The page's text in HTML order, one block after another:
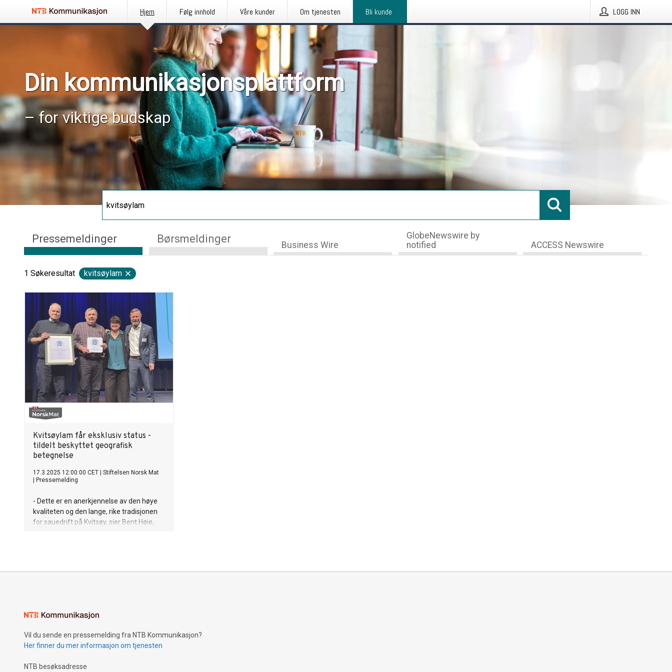
Hjem Følg innhold Våre kunder Om tjenesten Bli kunde LOGG INN
Din kommunikasjonsplattform
– for viktige budskap
Pressemeldinger Børsmeldinger Business Wire
GlobeNewswire by
notified
ACCESS Newswire
1 Søkeresultat kvitsøylam
Kvitsøylam får eksklusiv status -
tildelt beskyttet geografisk
betegnelse
17.3.2025 12:00:00 CET
Stiftelsen Norsk Mat
Pressemelding
- Dette er en anerkjennelse av den høye
kvaliteten og den lange, rike tradisjonen
for sauedrift på Kvitsøy, sier Bent Høie,
Vil du sende en pressemelding fra NTB Kommunikasjon?
Her finner du mer informasjon om tjenesten
NTB besøksadresse